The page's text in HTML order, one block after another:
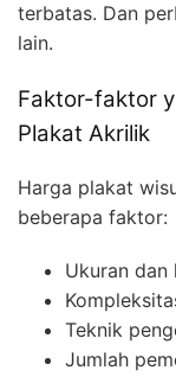
terbatas. Dan
lain.
Faktor-faktor
Plakat Akrilik
Harga plakat
beberapa faktor:
Ukuran
Teknik
Jumlah